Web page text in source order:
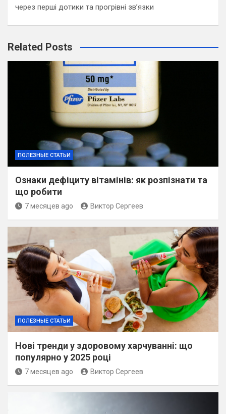
через перші дотики та прогрівні зв’язки
Related Posts
ПОЛЕЗНЫЕ СТАТЬИ
Ознаки дефіциту вітамінів: як розпізнати та
що робити
7 месяцев ago Виктор Сергеев
ПОЛЕЗНЫЕ СТАТЬИ
Нові тренди у здоровому харчуванні: що
популярно у 2025 році
7 месяцев ago Виктор Сергеев